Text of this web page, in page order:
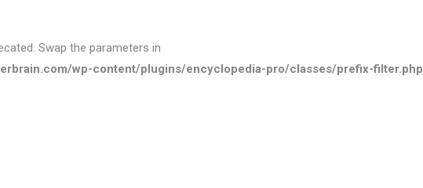
Swap the parameters in
wp-content/plugins/encyclopedia-pro/classes/prefix-filter.php